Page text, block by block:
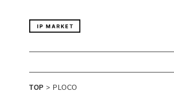
TOP > PLOCO